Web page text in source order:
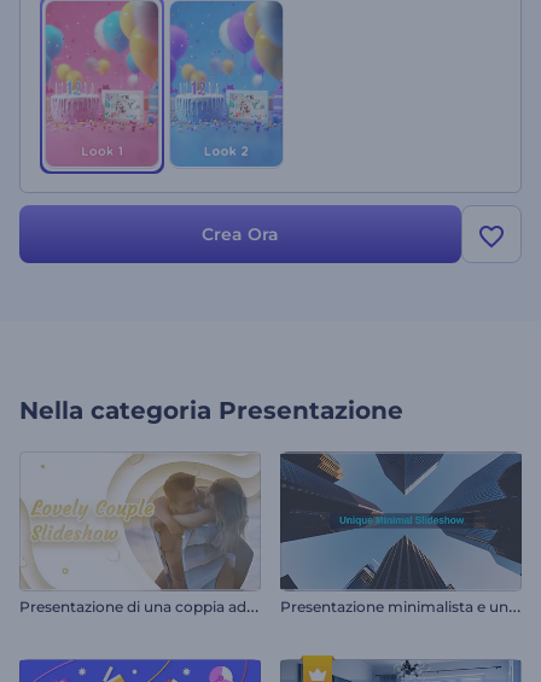
Crea Ora
Nella categoria Presentazione
P
resentazione di una coppia adorabile P
resentazione minimalista e unica